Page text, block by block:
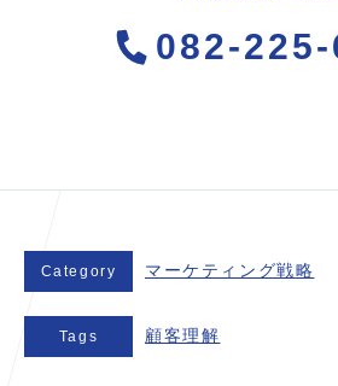
082-225-
Category マーケティング戦略
Tags 顧客理解